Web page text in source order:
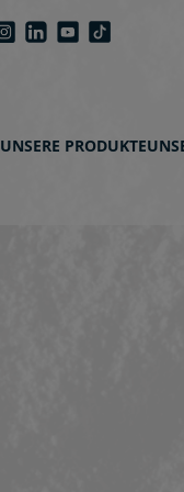
UNSERE PRODUKTE